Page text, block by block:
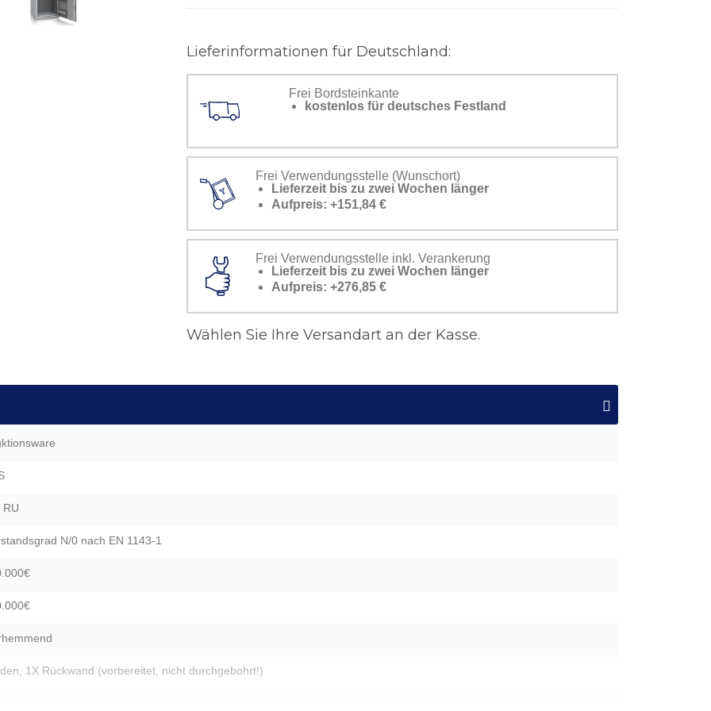
Lieferinformationen für Deutschland:
Frei Bordsteinkante
kostenlos für deutsches Festland
Frei Verwendungsstelle (Wunschort)
Lieferzeit bis zu zwei Wochen länger
Aufpreis: +151,84 €
Frei Verwendungsstelle inkl. Verankerung
Lieferzeit bis zu zwei Wochen länger
Aufpreis: +276,85 €
Wählen Sie Ihre Versandart an der Kasse.
RU
N/0 nach EN 1143-1
1X Rückwand (vorbereitet, nicht durchgebohrt!)